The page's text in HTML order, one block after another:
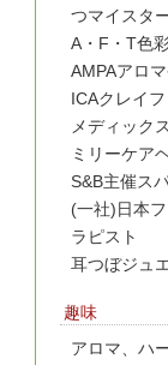
つマイスタ
A・F・T色
AMPAアロ
ICAクレイ
メディック
ミリーケア
S&B主催ス
(一社)日本
ラピスト
耳つぼジュ
趣味
アロマ、ハ